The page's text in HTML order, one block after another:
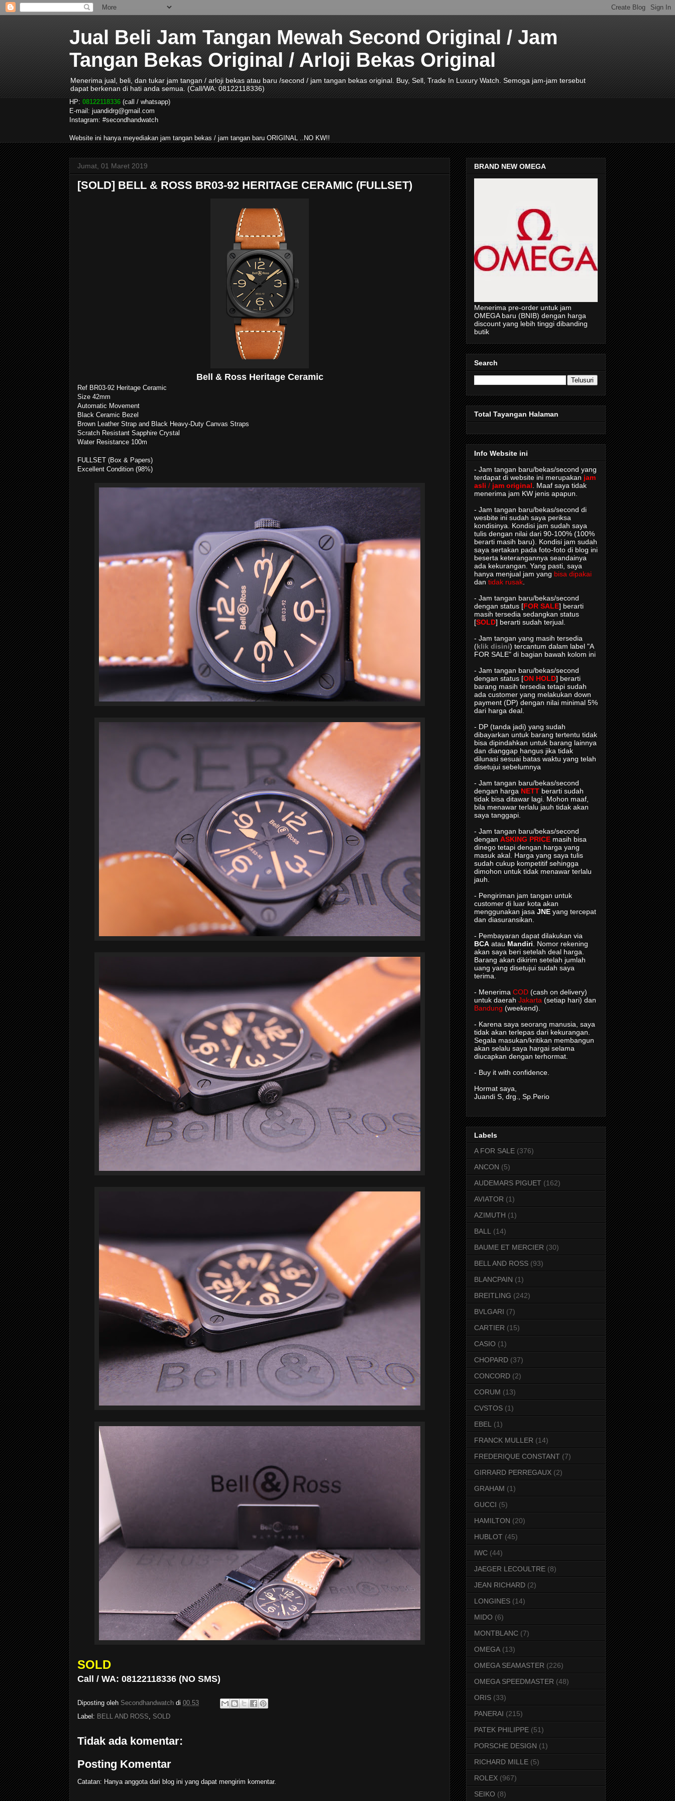
Jual Beli Jam Tangan Mewah Second Original / Jam
Tangan Bekas Original / Arloji Bekas Original
Menerima jual, beli, dan tukar jam tangan / arloji bekas atau baru /second / jam tangan bekas original. Buy, Sell, Trade In Luxury Watch. Semoga jam-jam tersebut
dapat berkenan di hati anda semua. (Call/WA: 08122118336)
HP: 08122118336 (call / whatsapp)
E-mail: juandidrg@gmail.com
Instagram: #secondhandwatch
Website ini hanya meyediakan jam tangan bekas / jam tangan baru ORIGINAL ..NO KW!!
Jumat, 01 Maret 2019
[SOLD] BELL & ROSS BR03-92 HERITAGE CERAMIC (FULLSET)
Bell & Ross Heritage Ceramic
Ref BR03-92 Heritage Ceramic
Size 42mm
Automatic Movement
Black Ceramic Bezel
Brown Leather Strap and Black Heavy-Duty Canvas Straps
Scratch Resistant Sapphire Crystal
Water Resistance 100m
FULLSET (Box & Papers)
Excellent Condition (98%)
SOLD
Call / WA: 08122118336 (NO SMS)
Diposting oleh Secondhandwatch di 00.53
Label: BELL AND ROSS, SOLD
Tidak ada komentar:
Posting Komentar
Catatan: Hanya anggota dari blog ini yang dapat mengirim komentar.
BRAND NEW OMEGA
Menerima pre-order untuk jam
OMEGA baru (BNIB) dengan harga
discount yang lebih tinggi dibanding
butik
Search
Total Tayangan Halaman
Info Website ini
- Jam tangan baru/bekas/second yang
terdapat di website ini merupakan jam
asli / jam original . Maaf saya tidak
menerima jam KW jenis apapun.
- Jam tangan baru/bekas/second di
wesbite ini sudah saya periksa
kondisinya. Kondisi jam sudah saya
tulis dengan nilai dari 90-100% (100%
berarti masih baru). Kondisi jam sudah
saya sertakan pada foto-foto di blog ini
beserta keterangannya seandainya
ada kekurangan. Yang pasti, saya
hanya menjual jam yang bisa dipakai
dan tidak rusak
- Jam tangan baru/bekas/second
dengan status [FOR SALE] berarti
masih tersedia sedangkan status
[SOLD] berarti sudah terjual.
- Jam tangan yang masih tersedia
(klik disini) tercantum dalam label "A
FOR SALE" di bagian bawah kolom ini
- Jam tangan baru/bekas/second
dengan status [ON HOLD] berarti
barang masih tersedia tetapi sudah
ada customer yang melakukan down
payment (DP) dengan nilai minimal 5%
dari harga deal.
- DP (tanda jadi) yang sudah
dibayarkan untuk barang tertentu tidak
bisa dipindahkan untuk barang lainnya
dan dianggap hangus jika tidak
dilunasi sesuai batas waktu yang telah
disetujui sebelumnya
- Jam tangan baru/bekas/second
dengan harga NETT berarti sudah
tidak bisa ditawar lagi. Mohon maaf,
bila menawar terlalu jauh tidak akan
saya tanggapi.
- Jam tangan baru/bekas/second
dengan ASKING PRICE masih bisa
dinego tetapi dengan harga yang
masuk akal. Harga yang saya tulis
sudah cukup kompetitif sehingga
dimohon untuk tidak menawar terlalu
jauh.
- Pengiriman jam tangan untuk
customer di luar kota akan
menggunakan jasa JNE yang tercepat
dan diasuransikan.
- Pembayaran dapat dilakukan via
BCA atau Mandiri . Nomor rekening
akan saya beri setelah deal harga.
Barang akan dikirim setelah jumlah
uang yang disetujui sudah saya
terima.
- Menerima COD (cash on delivery)
untuk daerah Jakarta (setiap hari) dan
Bandung (weekend).
- Karena saya seorang manusia, saya
tidak akan terlepas dari kekurangan.
Segala masukan/kritikan membangun
akan selalu saya hargai selama
diucapkan dengan terhormat.
- Buy it with confidence.
Hormat saya,
Juandi S, drg., Sp.Perio
Labels
A FOR SALE (376)
ANCON (5)
AUDEMARS PIGUET (162)
AVIATOR (1)
AZIMUTH (1)
BALL
(14)
BAUME ET MERCIER (30)
BELL AND ROSS (93)
BLANCPAIN (1)
BREITLING (242)
BVLGARI (7)
CARTIER (15)
CASIO (1)
CHOPARD (37)
CONCORD (2)
CORUM (13)
CVSTOS (1)
EBEL
(1)
FRANCK MULLER (14)
FREDERIQUE CONSTANT (7)
GIRRARD PERREGAUX (2)
GRAHAM (1)
GUCCI (5)
HAMILTON (20)
HUBLOT (45)
IWC (44)
JAEGER LECOULTRE (8)
JEAN RICHARD (2)
LONGINES (14)
MIDO (6)
MONTBLANC (7)
OMEGA (13)
OMEGA SEAMASTER (226)
OMEGA SPEEDMASTER (48)
ORIS (33)
PANERAI (215)
PATEK PHILIPPE (51)
PORSCHE DESIGN (1)
RICHARD MILLE (5)
ROLEX (967)
SEIKO (8)